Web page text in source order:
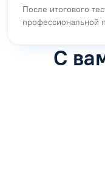
После итогового
профессиональной
С